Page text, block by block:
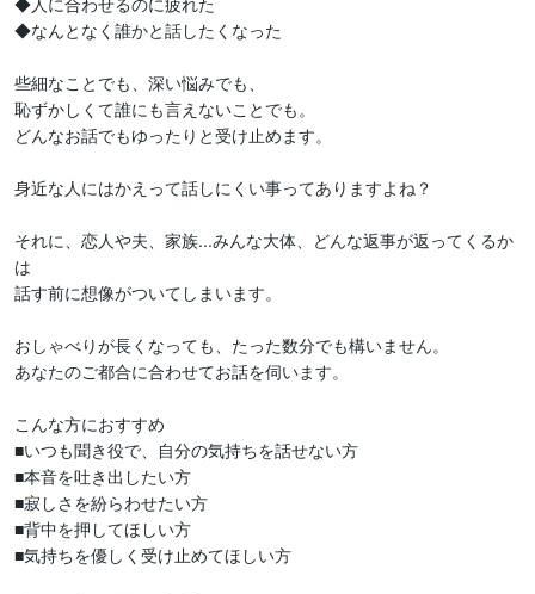
◆なんとなく誰かと話したくなった
些細なことでも、深い悩みでも、
恥ずかしくて誰にも言えないことでも。
どんなお話でもゆったりと受け止めます。
身近な人にはかえって話しにくい事ってありますよね？
それに、恋人や夫、家族...みんな大体、どんな返事が返ってくるか
は
話す前に想像がついてしまいます。
おしゃべりが長くなっても、たった数分でも構いません。
あなたのご都合に合わせてお話を伺います。
こんな方におすすめ
■いつも聞き役で、自分の気持ちを話せない方
■本音を吐き出したい方
■寂しさを紛らわせたい方
■背中を押してほしい方
■気持ちを優しく受け止めてほしい方